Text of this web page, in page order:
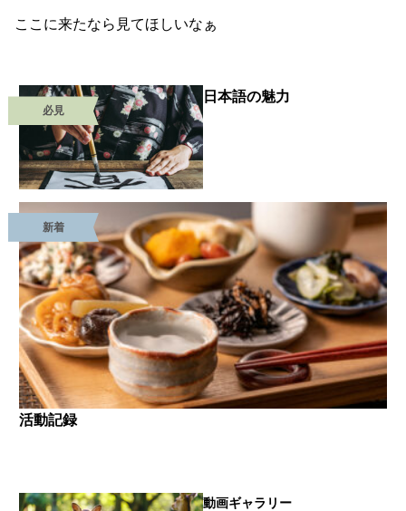
ここに来たなら見てほしいなぁ
必見
日本語の魅力
新着
活動記録
動画ギャラリー